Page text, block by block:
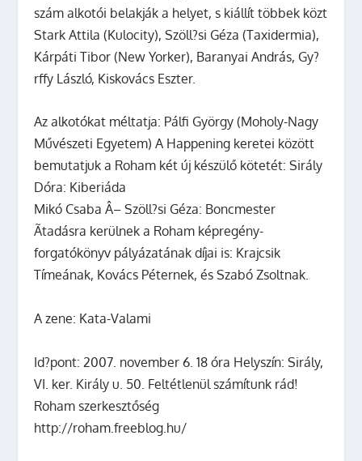
szám alkotói belakják a helyet, s kiállít többek közt
Stark Attila (Kulocity),Szöll?si Géza (Taxidermia),
Kárpáti Tibor(New Yorker), Baranyai András, Gy?
rffy László, Kiskovács Eszter.
Az alkotókat méltatja: Pálfi György (Moholy-Nagy
Művészeti Egyetem) A Happening keretei között
bemutatjuk a Roham két új készülő kötetét:Sirály
Dóra: Kiberiáda
Mikó Csaba Â– Szöll?si Géza: Boncmester
Ãtadásra kerülnek a Roham képregény-
forgatókönyv pályázatának díjai is: Krajcsik
Tímeának, Kovács Péternek,ésSzabó Zsoltnak.
A zene: Kata-Valami
Id?pont: 2007. november 6. 18 óra Helyszín: Sirály,
VI. ker. Király u. 50. Feltétlenül számítunk rád!
Roham szerkesztőség
http://roham.freeblog.hu/